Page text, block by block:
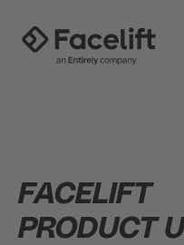
FACELIFT
PRODUCT